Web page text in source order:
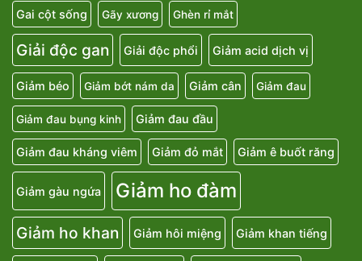
Gai cột sống Gãy xương Ghèn rỉ mắt
Giải độc gan Giải độc phổi Giảm acid dịch vị
Giảm béo Giảm bớt nám da Giảm cân Giảm đau
Giảm đau bụng kinh Giảm đau đầu
Giảm đau kháng viêm Giảm đỏ mắt Giảm ê buốt răng
Giảm gàu ngứa Giảm ho đàm
Giảm ho khan Giảm hôi miệng Giảm khan tiếng